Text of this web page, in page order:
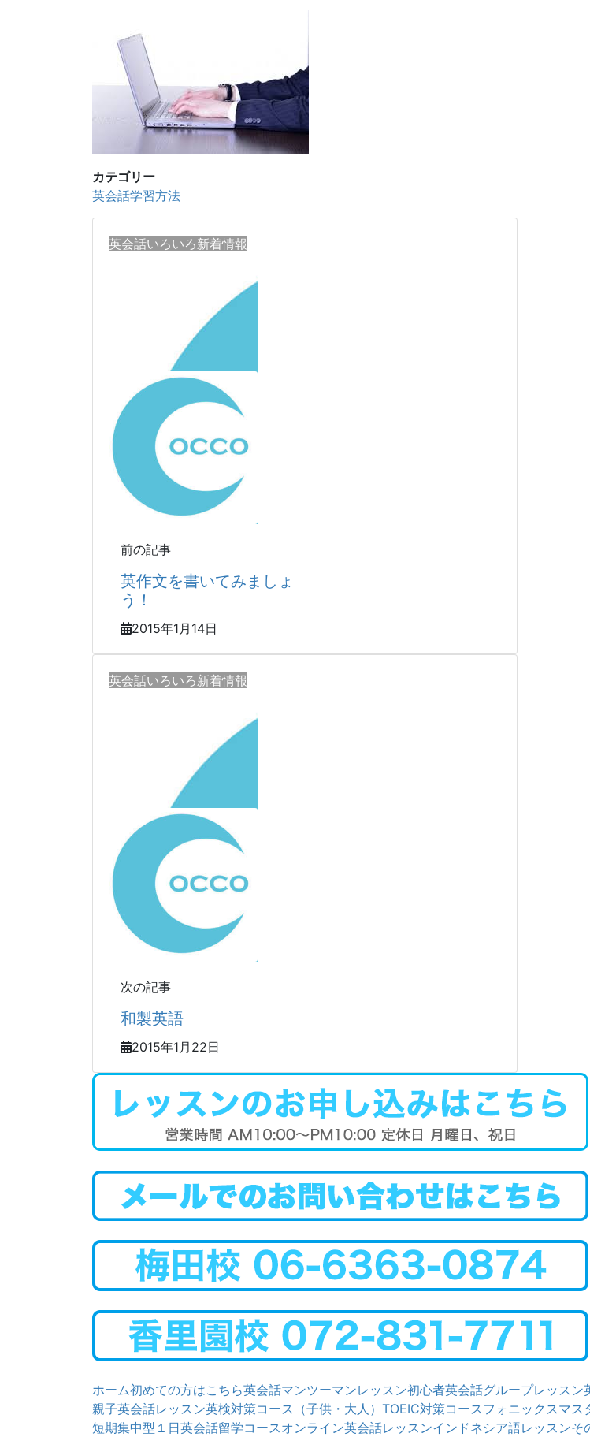
カテゴリー
英会話学習方法
英会話いろいろ新着情報
前の記事
英作文を書いてみましょ
う！
2015年1月14日
英会話いろいろ新着情報
次の記事
和製英語
2015年1月22日
ホーム初めての方はこちら英会話マンツーマンレッスン初心者英会話グループレッスン
親子英会話レッスン英検対策コース（子供・大人） TOEIC対策コースフォニックスマス
短期集中型１日英会話留学コースオンライン英会話レッスンインドネシア語レッスンそ